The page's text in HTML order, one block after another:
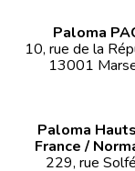
Paloma
10, rue de la
13001
Paloma
France /
229, rue